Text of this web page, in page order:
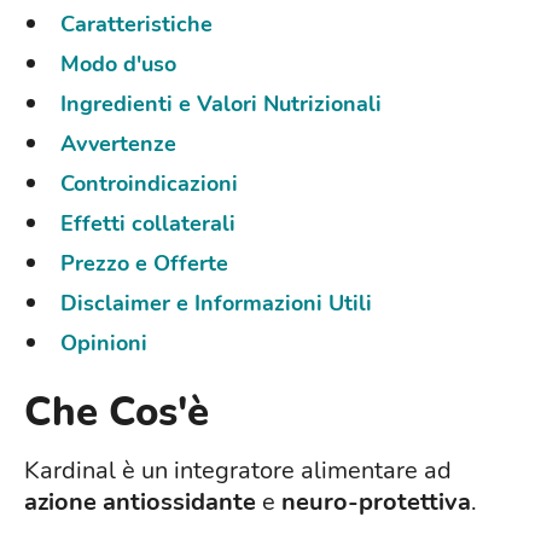
Caratteristiche
Modo d'uso
Ingredienti e Valori Nutrizionali
Avvertenze
Controindicazioni
Effetti collaterali
Prezzo e Offerte
Disclaimer e Informazioni Utili
Opinioni
Che Cos'è
Kardinal è un integratore alimentare ad
azione antiossidante e neuro-protettiva.